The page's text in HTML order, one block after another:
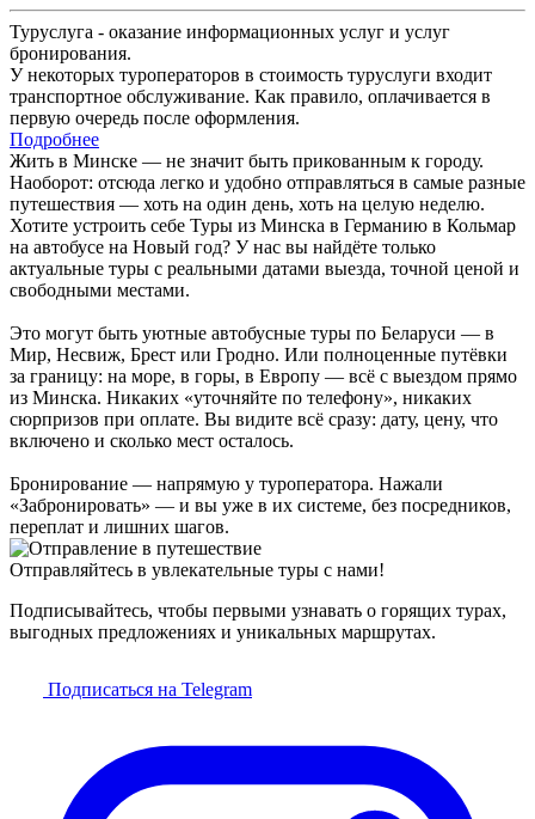
Туруслуга - оказание информационных услуг и услуг
бронирования.
У некоторых туроператоров в стоимость туруслуги входит
транспортное обслуживание. Как правило, оплачивается в
первую очередь после оформления.
Подробнее
Жить в Минске — не значит быть прикованным к городу.
Наоборот: отсюда легко и удобно отправляться в самые разные
путешествия — хоть на один день, хоть на целую неделю.
Хотите устроить себе Туры из Минска в Германию в Кольмар
на автобусе на Новый год? У нас вы найдёте только
актуальные туры с реальными датами выезда, точной ценой и
свободными местами.
Это могут быть уютные автобусные туры по Беларуси — в
Мир, Несвиж, Брест или Гродно. Или полноценные путёвки
за границу: на море, в горы, в Европу — всё с выездом прямо
из Минска. Никаких «уточняйте по телефону», никаких
сюрпризов при оплате. Вы видите всё сразу: дату, цену, что
включено и сколько мест осталось.
Бронирование — напрямую у туроператора. Нажали
«Забронировать» — и вы уже в их системе, без посредников,
переплат и лишних шагов.
Отправляйтесь в увлекательные туры с нами!
Подписывайтесь, чтобы первыми узнавать о горящих турах,
выгодных предложениях и уникальных маршрутах.
Подписаться на Telegram